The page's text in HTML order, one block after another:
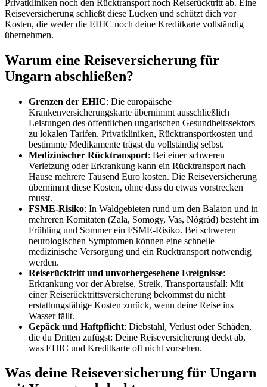
Privatkliniken noch den Rücktransport noch Reiserücktritt ab. Eine
Reiseversicherung schließt diese Lücken und schützt dich vor
Kosten, die weder die EHIC noch deine Kreditkarte vollständig
übernehmen.
Warum eine Reiseversicherung für
Ungarn abschließen?
Grenzen der EHIC: Die europäische
Krankenversicherungskarte übernimmt ausschließlich
Leistungen des öffentlichen ungarischen Gesundheitssektors
zu lokalen Tarifen. Privatkliniken, Rücktransportkosten und
bestimmte Medikamente trägst du vollständig selbst.
Medizinischer Rücktransport: Bei einer schweren
Verletzung oder Erkrankung kann ein Rücktransport nach
Hause mehrere Tausend Euro kosten. Die Reiseversicherung
übernimmt diese Kosten, ohne dass du etwas vorstrecken
musst.
FSME-Risiko: In Waldgebieten rund um den Balaton und in
mehreren Komitaten (Zala, Somogy, Vas, Nógrád) besteht im
Frühling und Sommer ein FSME-Risiko. Bei schweren
neurologischen Symptomen können eine schnelle
medizinische Versorgung und ein Rücktransport notwendig
werden.
Reiserücktritt und unvorhergesehene Ereignisse:
Erkrankung vor der Abreise, Streik, Transportausfall: Mit
einer Reiserücktrittsversicherung bekommst du nicht
erstattungsfähige Kosten zurück, wenn deine Reise ins
Wasser fällt.
Gepäck und Haftpflicht: Diebstahl, Verlust oder Schäden,
die du Dritten zufügst: Deine Reiseversicherung deckt ab,
was EHIC und Kreditkarte oft nicht vorsehen.
Was deine Reiseversicherung für Ungarn